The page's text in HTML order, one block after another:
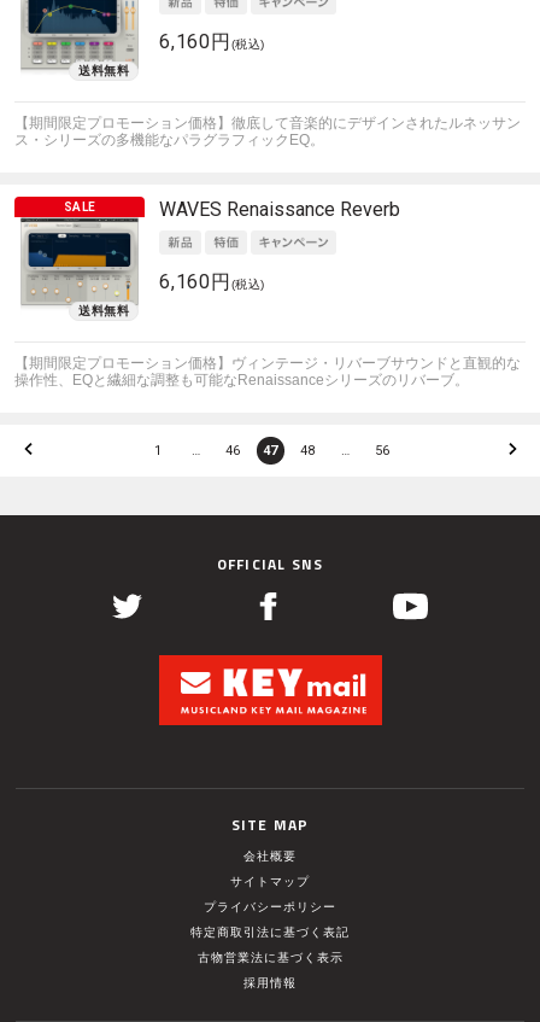
6,160円 (税込)
【期間限定プロモーション価格】徹底して音楽的にデザインされたルネッサン
ス・シリーズの多機能なパラグラフィックEQ。
WAVES Renaissance Reverb
6,160円 (税込)
【期間限定プロモーション価格】ヴィンテージ・リバーブサウンドと直観的な
操作性、EQと繊細な調整も可能なRenaissanceシリーズのリバーブ。
1 … 46 47 48 … 56
OFFICIAL SNS
SITE MAP
会社概要
サイトマップ
プライバシーポリシー
特定商取引法に基づく表記
古物営業法に基づく表示
採用情報